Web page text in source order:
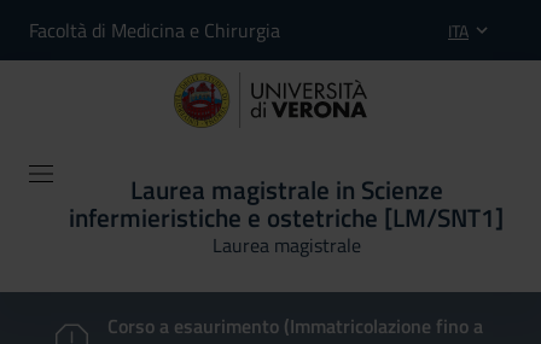
Facoltà di Medicina e Chirurgia ITA
Laurea magistrale in Scienze
infermieristiche e ostetriche [LM/SNT1]
Laurea magistrale
Corso a esaurimento (Immatricolazione fino a